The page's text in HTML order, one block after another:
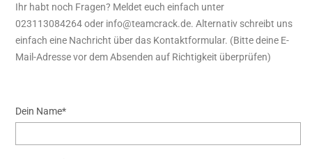
Ihr habt noch Fragen? Meldet euch einfach unter
023113084264 oder info@teamcrack.de. Alternativ schreibt uns
einfach eine Nachricht über das Kontaktformular. (Bitte deine E-
Mail-Adresse vor dem Absenden auf Richtigkeit überprüfen)
Dein Name*